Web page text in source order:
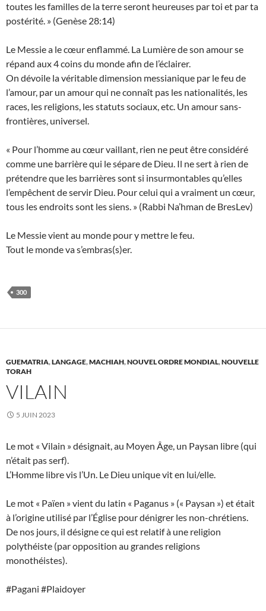
toutes les familles de la terre seront heureuses par toi et par ta
postérité. » (Genèse 28:14)
Le Messie a le cœur enflammé. La Lumière de son amour se
répand aux 4 coins du monde afin de l’éclairer.
On dévoile la véritable dimension messianique par le feu de
l’amour, par un amour qui ne connaît pas les nationalités, les
races, les religions, les statuts sociaux, etc. Un amour sans-
frontières, universel.
« Pour l’homme au cœur vaillant, rien ne peut être considéré
comme une barrière qui le sépare de Dieu. Il ne sert à rien de
prétendre que les barrières sont si insurmontables qu’elles
l’empêchent de servir Dieu. Pour celui qui a vraiment un cœur,
tous les endroits sont les siens. » (Rabbi Na’hman de BresLev)
Le Messie vient au monde pour y mettre le feu.
Tout le monde va s’embras(s)er.
300
GUEMATRIA,LANGAGE,MACHIAH,NOUVEL ORDRE MONDIAL,NOUVELLE
TORAH
VILAIN
5 JUIN 2023
Le mot « Vilain » désignait, au Moyen Âge, un Paysan libre (qui
n’était pas serf).
L’Homme libre vis l’Un. Le Dieu unique vit en lui/elle.
Le mot « Païen » vient du latin « Paganus » (« Paysan ») et était
à l’origine utilisé par l’Église pour dénigrer les non-chrétiens.
De nos jours, il désigne ce qui est relatif à une religion
polythéiste (par opposition au grandes religions
monothéistes).
#Pagani #Plaidoyer